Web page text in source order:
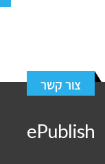
צור קשר
ePublish